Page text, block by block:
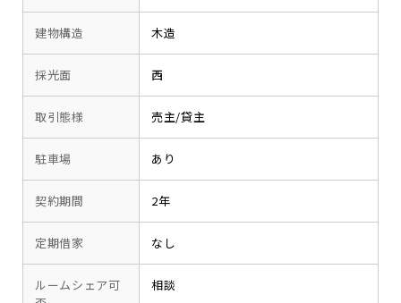
建物構造 木造
採光面 西
取引態様 売主/貸主
駐車場 あり
契約期間 2年
定期借家 なし
ルームシェア可
相談